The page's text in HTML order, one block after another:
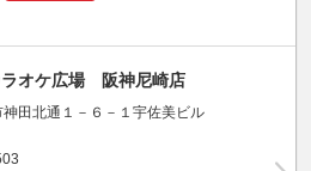
ラオケ広場 阪神尼崎店
田北通１－６－１宇佐美ビル